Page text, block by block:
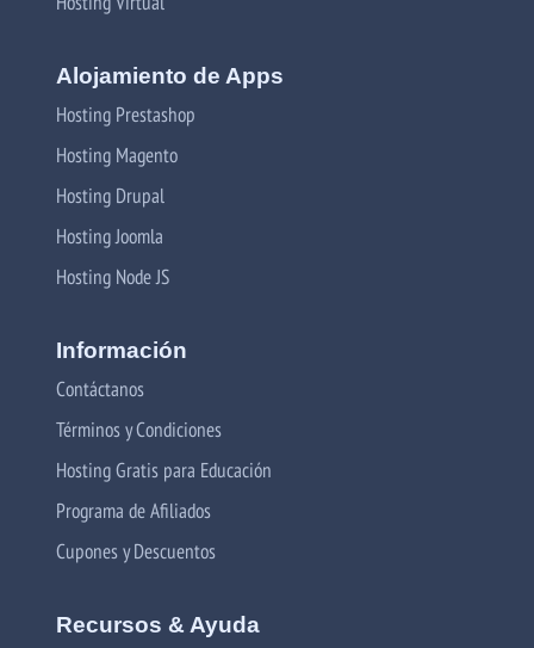
Alojamiento de Apps
Hosting Prestashop
Hosting Magento
Hosting Drupal
Hosting Joomla
Hosting Node JS
Información
Contáctanos
Términos y Condiciones
Hosting Gratis para Educación
Programa de Afiliados
Cupones y Descuentos
Recursos & Ayuda